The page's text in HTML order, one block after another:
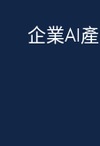
企業AI